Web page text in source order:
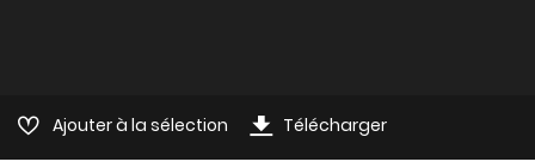
Ajouter à la sélection Télécharger